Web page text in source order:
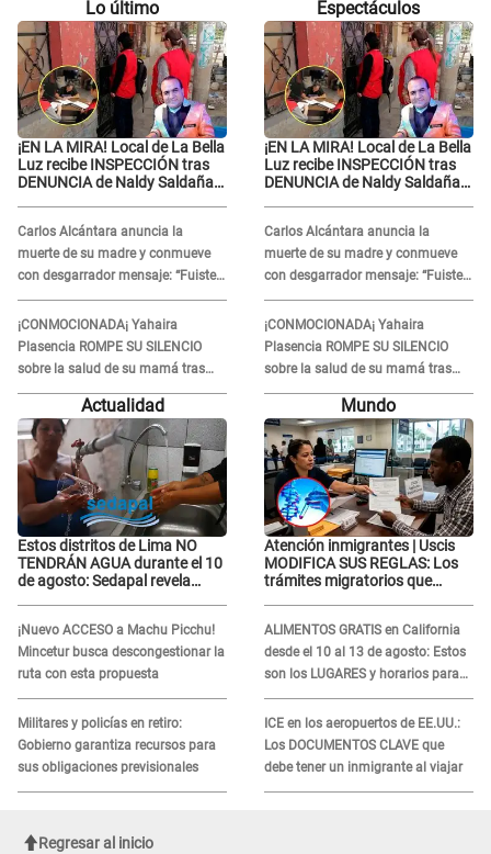
Lo último
¡EN LA MIRA! Local de La Bella
Luz recibe INSPECCIÓN tras
DENUNCIA de Naldy Saldaña
Carlos Alcántara anuncia la
muerte de su madre y conmueve
con desgarrador mensaje: “Fuiste
una gran mujer”
¡CONMOCIONADA¡ Yahaira
Plasencia ROMPE SU SILENCIO
sobre la salud de su mamá tras
APARECER en centro oncológico:
“La oración tiene poder”
Espectáculos
¡EN LA MIRA! Local de La Bella
Luz recibe INSPECCIÓN tras
DENUNCIA de Naldy Saldaña
Carlos Alcántara anuncia la
muerte de su madre y conmueve
con desgarrador mensaje: “Fuiste
una gran mujer”
¡CONMOCIONADA¡ Yahaira
Plasencia ROMPE SU SILENCIO
sobre la salud de su mamá tras
APARECER en centro oncológico:
“La oración tiene poder”
Actualidad
Estos distritos de Lima NO
TENDRÁN AGUA durante el 10
de agosto: Sedapal revela
¡Nuevo ACCESO a Machu Picchu!
Mincetur busca descongestionar la
ruta con esta propuesta
Militares y policías en retiro:
Gobierno garantiza recursos para
sus obligaciones previsionales
Mundo
Atención inmigrantes | Uscis
MODIFICA SUS REGLAS: Los
trámites migratorios que
ALIMENTOS GRATIS en California
desde el 10 al 13 de agosto: Estos
son los LUGARES y horarios para
recibir la ayuda
ICE en los aeropuertos de EE.UU.:
Los DOCUMENTOS CLAVE que
debe tener un inmigrante al viajar
Regresar al inicio